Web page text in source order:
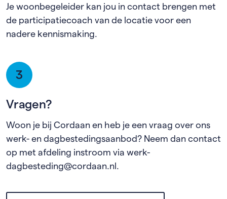
Je woonbegeleider kan jou in contact brengen met
de participatiecoach van de locatie voor een
nadere kennismaking.
3
Vragen?
Woon je bij Cordaan en heb je een vraag over ons
werk- en dagbestedingsaanbod? Neem dan contact
op met afdeling instroom via werk-
dagbesteding@cordaan.nl.